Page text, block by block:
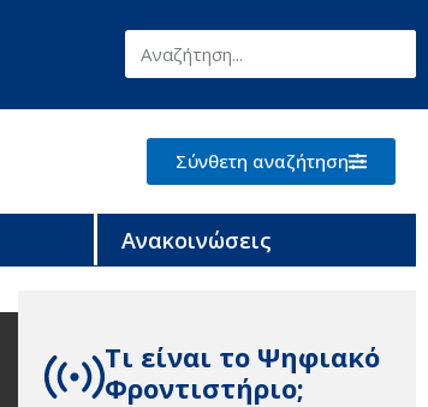
Σύνθετη αναζήτηση
Ανακοινώσεις
Τι είναι το Ψηφιακό
Φροντιστήριο;